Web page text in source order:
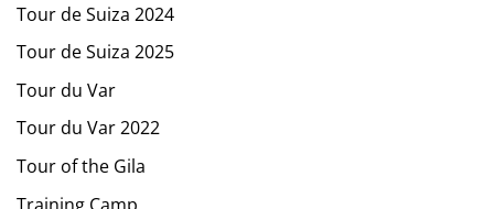
Tour de Suiza 2024
Tour de Suiza 2025
Tour du Var
Tour du Var 2022
Tour of the Gila
Training Camp